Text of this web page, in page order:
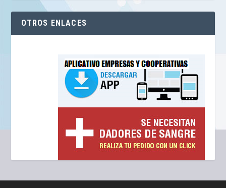
OTROS ENLACES